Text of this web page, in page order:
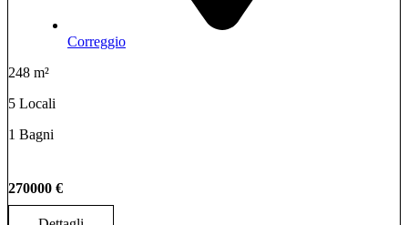
Correggio
248 m²
5 Locali
1 Bagni
270000 €